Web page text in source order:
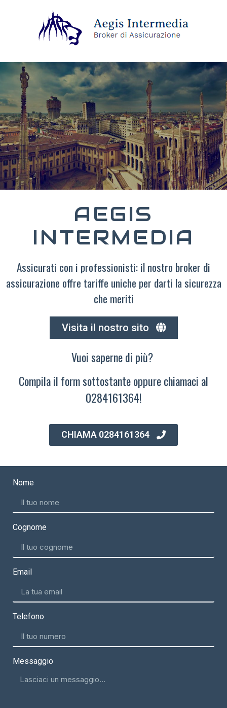
AEGIS
INTERMEDIA
Assicurati con i professionisti: il nostro broker di
assicurazione offre tariffe uniche per darti la sicurezza
che meriti
Visita il nostro sito
Vuoi saperne di più?
Compila il form sottostante oppure chiamaci al
0284161364!
CHIAMA 0284161364
Nome
Cognome
Email
Telefono
Messaggio